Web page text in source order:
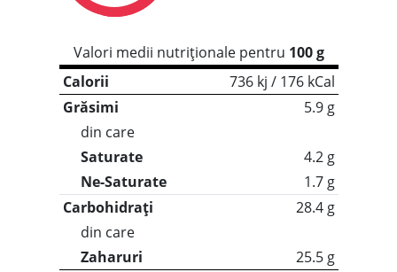
Valori medii nutriționale pentru 100 g
Calorii
736 kj / 176 kCal
Grăsimi
5.9 g
din care
Saturate
4.2 g
Ne-Saturate
1.7 g
Carbohidrați
28.4 g
din care
Zaharuri
25.5 g